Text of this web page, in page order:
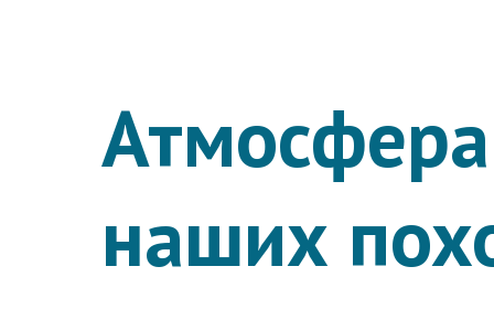
Атмосфера
наших